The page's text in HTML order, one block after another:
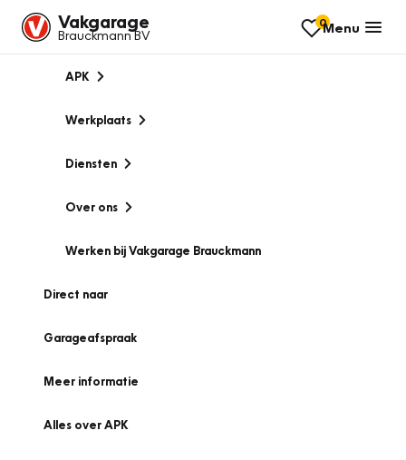
Vakgarage
Brauckmann BV
0Menu
APK
Werkplaats
Diensten
Over ons
Werken bij Vakgarage Brauckmann
Direct naar
Garageafspraak
Meer informatie
Alles over APK